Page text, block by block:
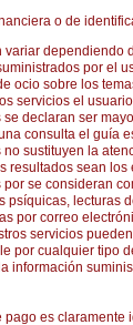
o de
variar dependiendo
por el
ocio sobre los
servicios el
se declaran ser
consulta el guía
no sustituyen la
resultados sean
por se consideran
psíquicas, lecturas
por correo
servicios
por cualquier tipo
información
pago es